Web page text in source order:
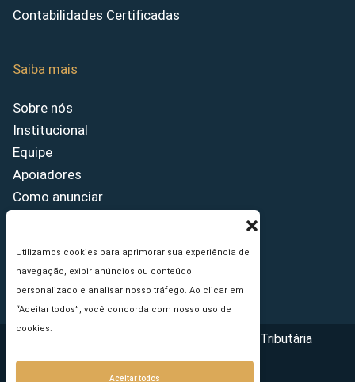
Utilizamos cookies para aprimorar sua experiência de
navegação, exibir anúncios ou conteúdo
personalizado e analisar nosso tráfego. Ao clicar em
“Aceitar todos”, você concorda com nosso uso de
cookies.
Aceitar todos
Contabilidades Certificadas
Saiba mais
Sobre nós
Institucional
Equipe
Apoiadores
Como anunciar
Princípios Editoriais
Copyright © 2026 - Portal da Reforma Tributária